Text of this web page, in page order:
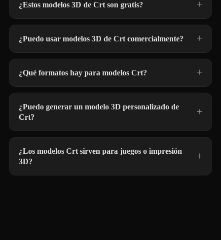
¿Estos modelos 3D de Crt son gratis?
¿Puedo usar modelos 3D de Crt comercialmente?
¿Qué formatos hay para modelos Crt?
¿Puedo generar un modelo 3D personalizado de
Crt?
¿Los modelos Crt sirven para juegos o impresión
3D?